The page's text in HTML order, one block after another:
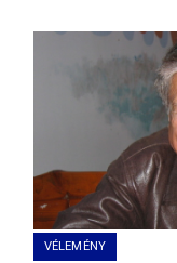
VÉLEMÉNY